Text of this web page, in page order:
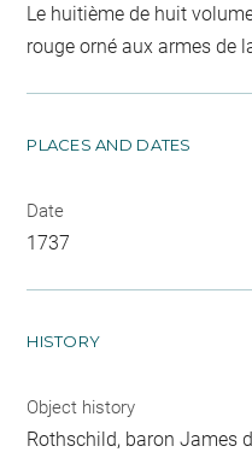
Le huitième de huit
rouge orné aux armes de
PLACES AND DATES
Date
1737
HISTORY
Object history
Rothschild, baron James